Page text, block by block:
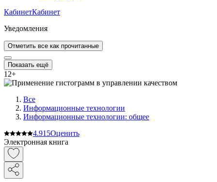
КабинетКабинет
Уведомления
Отметить все как прочитанные
Показать ещё
12+
Все
Информационные технологии
Информационные технологии: общее
4.915Оценить
Электронная книга